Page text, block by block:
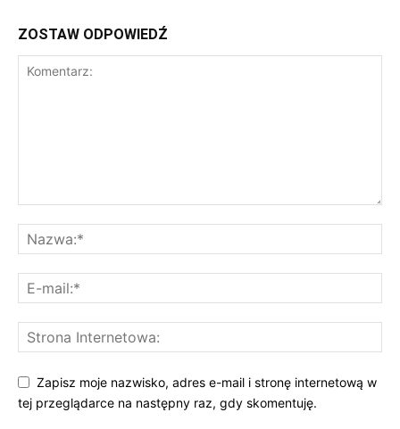
ZOSTAW ODPOWIEDŹ
Zapisz moje nazwisko, adres e-mail i stronę internetową w
tej przeglądarce na następny raz, gdy skomentuję.